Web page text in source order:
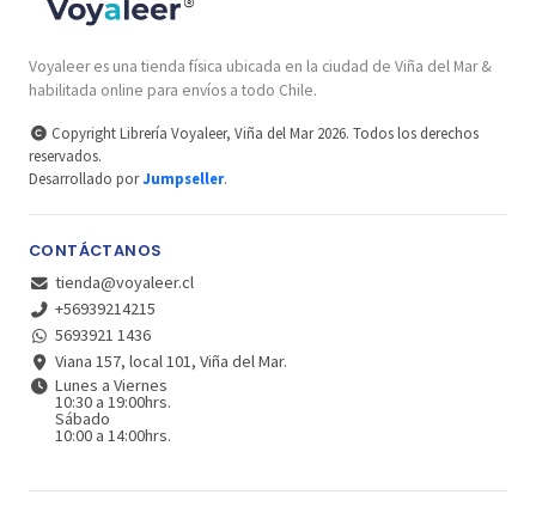
Voyaleer es una tienda física ubicada en la ciudad de Viña del Mar &
habilitada online para envíos a todo Chile.
Copyright Librería Voyaleer, Viña del Mar 2026. Todos los derechos
reservados.
Desarrollado porJumpseller.
CONTÁCTANOS
tienda@voyaleer.cl
+56939214215
5693921 1436
Viana 157, local 101, Viña del Mar.
Lunes a Viernes
10:30 a 19:00hrs.
Sábado
10:00 a 14:00hrs.